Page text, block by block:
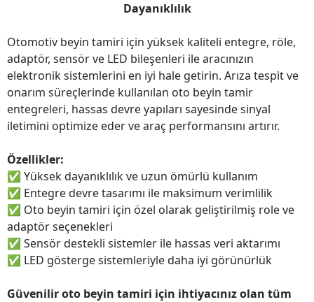
Dayanıklılık
Otomotiv beyin tamiri için yüksek kaliteli entegre, röle,
adaptör, sensör ve LED bileşenleri ile aracınızın
elektronik sistemlerini en iyi hale getirin. Arıza tespit ve
onarım süreçlerinde kullanılan oto beyin tamir
entegreleri, hassas devre yapıları sayesinde sinyal
iletimini optimize eder ve araç performansını artırır.
Özellikler:
✅ Yüksek dayanıklılık ve uzun ömürlü kullanım
✅ Entegre devre tasarımı ile maksimum verimlilik
✅ Oto beyin tamiri için özel olarak geliştirilmiş role ve
adaptör seçenekleri
✅ Sensör destekli sistemler ile hassas veri aktarımı
✅ LED gösterge sistemleriyle daha iyi görünürlük
Güvenilir oto beyin tamiri için ihtiyacınız olan tüm